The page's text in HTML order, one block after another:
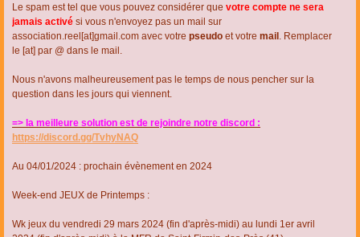
Le spam est tel que vous pouvez considérer que votre compte ne sera
jamais activé si vous n'envoyez pas un mail sur
association.reel[at]gmail.com avec votre pseudo et votre mail . Remplacer
le [at] par @ dans le mail.
Nous n'avons malheureusement pas le temps de nous pencher sur la
question dans les jours qui viennent.
=> la meilleure solution est de rejoindre notre discord :
https://discord.gg/TvhyNAQ
Au 04/01/2024 : prochain évènement en 2024
Week-end JEUX de Printemps :
Wk jeux du vendredi 29 mars 2024 (fin d'après-midi) au lundi 1er avril